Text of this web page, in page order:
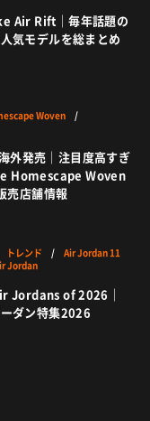
Air Rift｜毎年話題の
気モデルを総まとめ
Woven /
外発売｜注目度高すぎ
Homescape Woven
売店舗情報
トレンド /Air Jordan 11
Jordan
Jordans of 2026｜
ダン特集2026